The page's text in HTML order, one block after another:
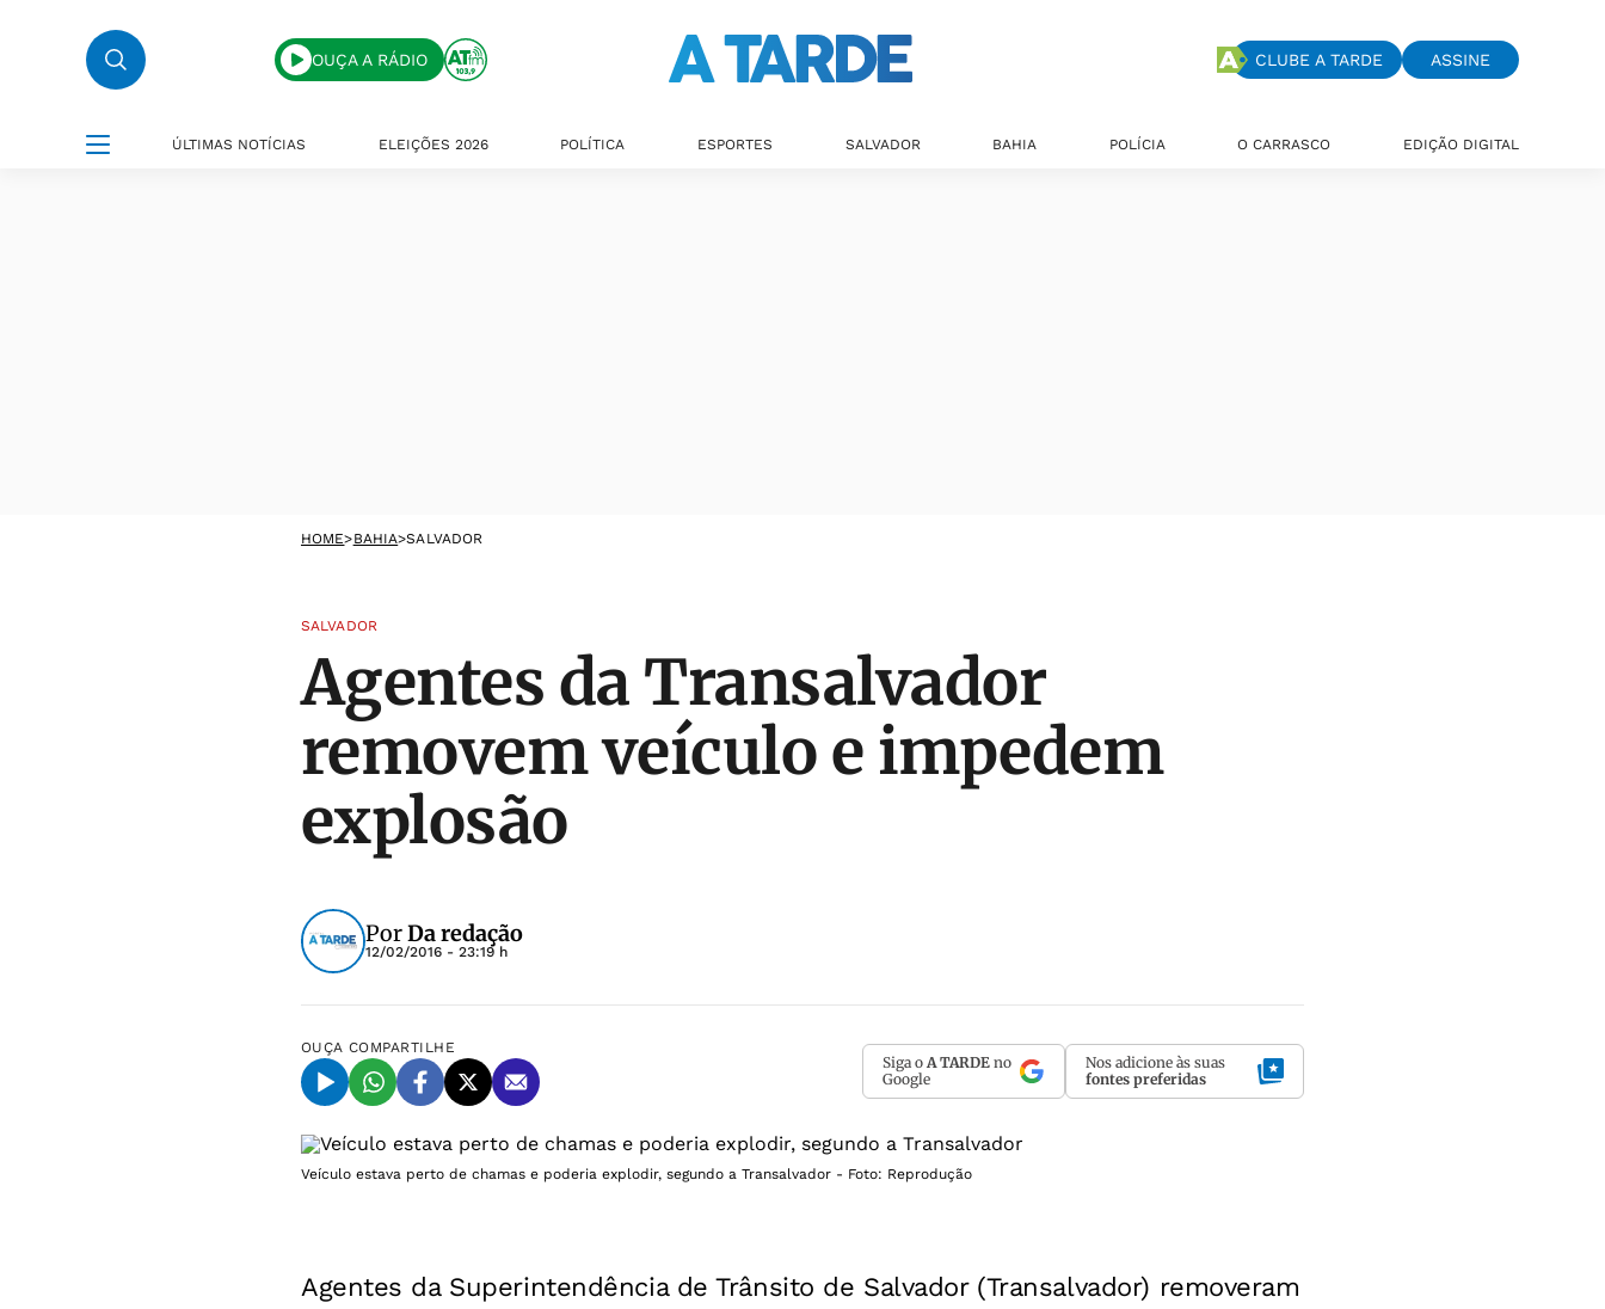
OUÇA A RÁDIO CLUBE A TARDE ASSINE
ÚLTIMAS NOTÍCIAS ELEIÇÕES 2026 POLÍTICA ESPORTES SALVADOR BAHIA POLÍCIA O CARRASCO EDIÇÃO DIGITAL
HOME>BAHIA>SALVADOR
SALVADOR
Agentes da Transalvador
removem veículo e impedem
explosão
PorDa redação
12/02/2016 - 23:19 h
OUÇA COMPARTILHE
Siga o A TARDE no
Google
Nos adicione às suas
fontes preferidas
Veículo estava perto de chamas e poderia explodir, segundo a Transalvador - Foto: Reprodução
Agentes da Superintendência de Trânsito de Salvador (Transalvador) removeram